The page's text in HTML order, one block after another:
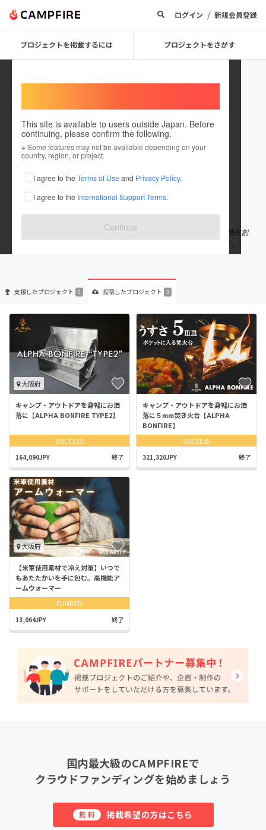
ログイン / 新規会員登録
プロジェクトを掲載するには プロジェクトをさがす
This site is available to users outside Japan. Before
continuing, please confirm the following.
※ Some features may not be available depending on your
country, region, or project.
I agree to the Terms of Use and Privacy Policy.
I agree to the International Support Terms.
Continue
THE BRAND LABO Inc
これまでに3件のプロジェクトを投稿しています
在住国：日本 現在地：大阪府
出身国：日本 出身地：大阪府
THE BRAND LABOは地方の町工場やものづくり企業と手を組み、地方創
生と革新的な価値とプロダクトを提供するスタートアップ会社です。
支援したプロジェクト 0 投稿したプロジェクト 3
大阪府
キャンプ・アウトドアを身軽にお洒
落に【ALPHA BONFIRE TYPE2】
SUCCESS
164,090JPY 終了
キャンプ・アウトドアを身軽にお洒
落に５mm焚き火台【ALPHA
BONFIRE】
SUCCESS
321,320JPY 終了
大阪府
【米軍使用素材で冷え対策】いつで
もあたたかいを手に包む。高機能ア
ームウォーマー
FUNDED
13,064JPY 終了
国内最大級のCAMPFIREで
クラウドファンディングを始めましょう
無料 掲載希望の方はこちら